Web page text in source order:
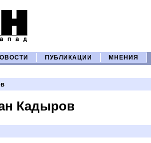
ПУБЛИКАЦИИ МНЕНИЯ
Кадыров